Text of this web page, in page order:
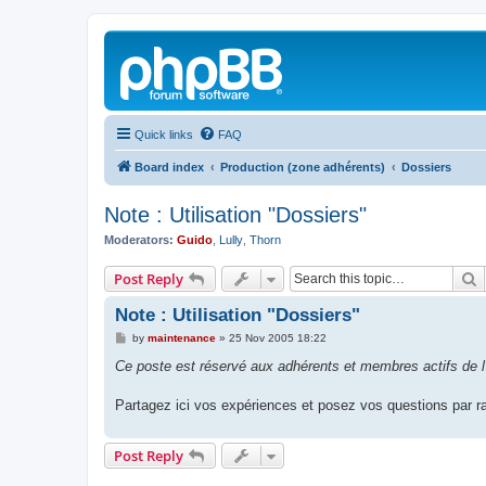
Quick links FAQ
Board index Production (zone adhérents) Dossiers
Note : Utilisation "Dossiers"
Moderators: Guido Lully Thorn
Post Reply
Note : Utilisation "Dossiers"
P
s
by maintenance» 25 Nov 2005 18:22
Ce poste est réservé aux adhérents et membres actifs de
Partagez ici vos expériences et posez vos questions par
Post Reply